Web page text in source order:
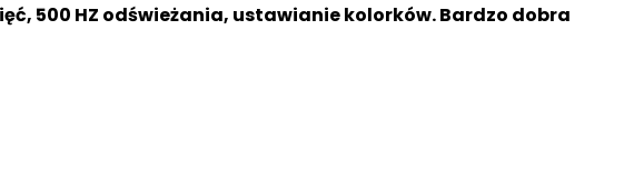
500 HZ odświeżania, ustawianie kolorków. Bardzo dobra